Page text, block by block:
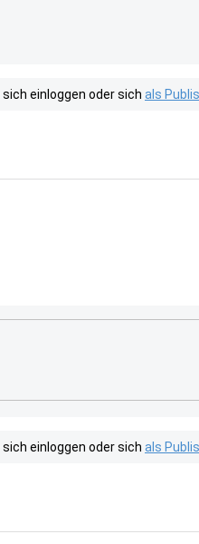
einloggen oder sich als
einloggen oder sich als